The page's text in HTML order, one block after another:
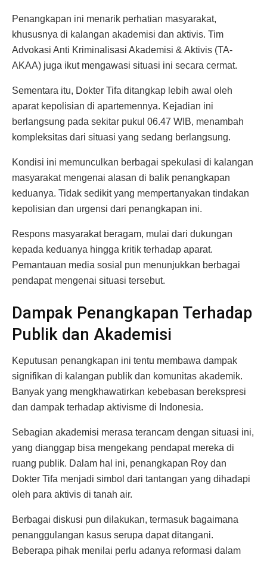
Penangkapan ini menarik perhatian masyarakat,
khususnya di kalangan akademisi dan aktivis. Tim
Advokasi Anti Kriminalisasi Akademisi & Aktivis (TA-
AKAA) juga ikut mengawasi situasi ini secara cermat.
Sementara itu, Dokter Tifa ditangkap lebih awal oleh
aparat kepolisian di apartemennya. Kejadian ini
berlangsung pada sekitar pukul 06.47 WIB, menambah
kompleksitas dari situasi yang sedang berlangsung.
Kondisi ini memunculkan berbagai spekulasi di kalangan
masyarakat mengenai alasan di balik penangkapan
keduanya. Tidak sedikit yang mempertanyakan tindakan
kepolisian dan urgensi dari penangkapan ini.
Respons masyarakat beragam, mulai dari dukungan
kepada keduanya hingga kritik terhadap aparat.
Pemantauan media sosial pun menunjukkan berbagai
pendapat mengenai situasi tersebut.
Dampak Penangkapan Terhadap
Publik dan Akademisi
Keputusan penangkapan ini tentu membawa dampak
signifikan di kalangan publik dan komunitas akademik.
Banyak yang mengkhawatirkan kebebasan berekspresi
dan dampak terhadap aktivisme di Indonesia.
Sebagian akademisi merasa terancam dengan situasi ini,
yang dianggap bisa mengekang pendapat mereka di
ruang publik. Dalam hal ini, penangkapan Roy dan
Dokter Tifa menjadi simbol dari tantangan yang dihadapi
oleh para aktivis di tanah air.
Berbagai diskusi pun dilakukan, termasuk bagaimana
penanggulangan kasus serupa dapat ditangani.
Beberapa pihak menilai perlu adanya reformasi dalam